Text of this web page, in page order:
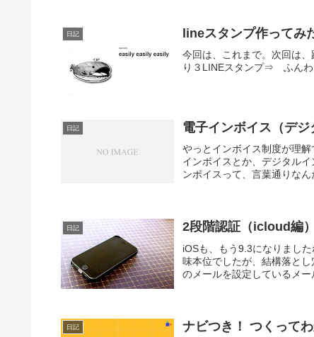
日記 lineスタンプ作ってみ
今回は、これまで。次回は
り３LINEスタンプ⇒ ふん
日記 電子インボイス（デ
やっとインボイス制度が理
インボイスとか、デジタル
ンボイスって、言葉通りな
日記 2段階認証（icloud編
iOSも、もう9.3になりまし
味本位でしたが、結構落と
のメールを設定しているメー
日記 ナビつき！ つくって